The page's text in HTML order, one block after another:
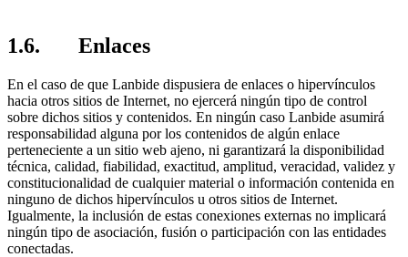
1.6. Enlaces
En el caso de que Lanbide dispusiera de enlaces o hipervínculos
hacia otros sitios de Internet, no ejercerá ningún tipo de control
sobre dichos sitios y contenidos. En ningún caso Lanbide asumirá
responsabilidad alguna por los contenidos de algún enlace
perteneciente a un sitio web ajeno, ni garantizará la disponibilidad
técnica, calidad, fiabilidad, exactitud, amplitud, veracidad, validez y
constitucionalidad de cualquier material o información contenida en
ninguno de dichos hipervínculos u otros sitios de Internet.
Igualmente, la inclusión de estas conexiones externas no implicará
ningún tipo de asociación, fusión o participación con las entidades
conectadas.